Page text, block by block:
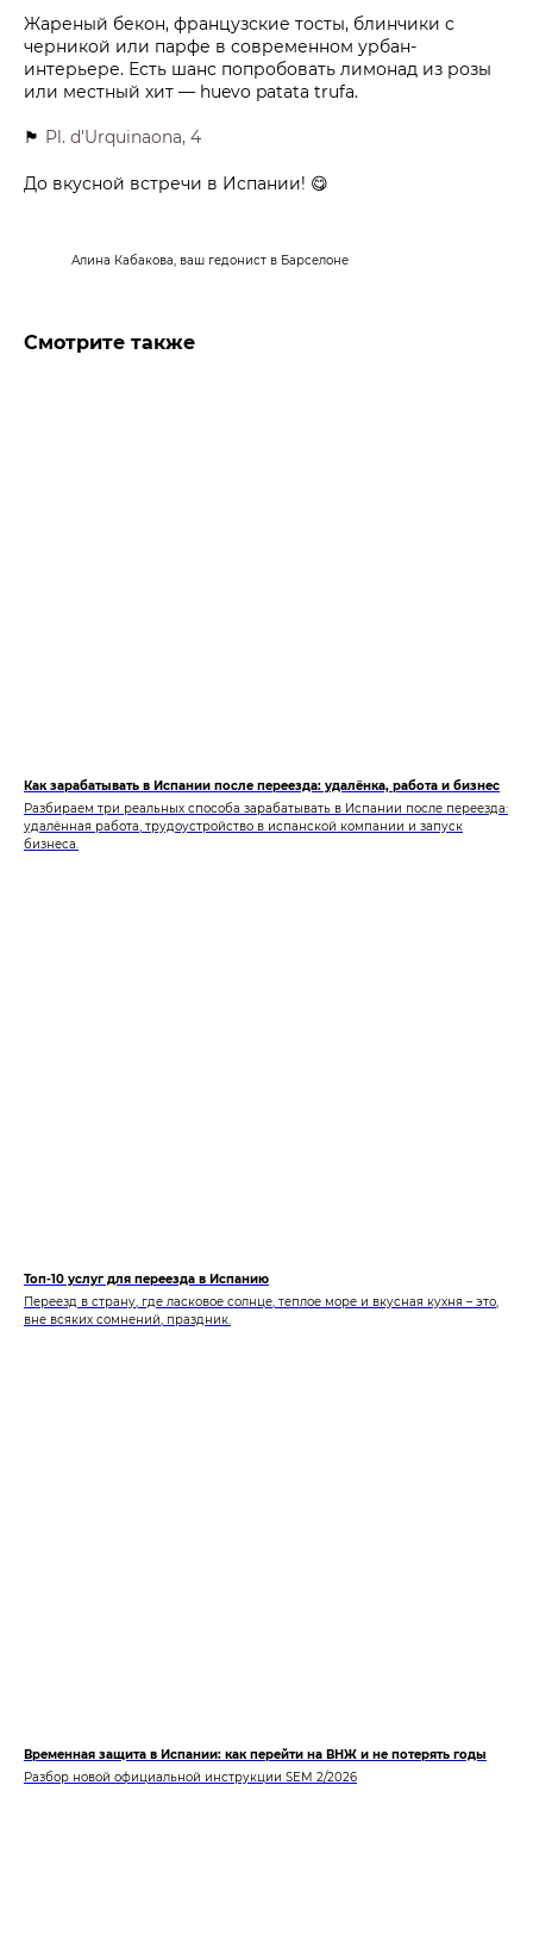
Жареный бекон, французские тосты, блинчики с
черникой или парфе в современном урбан-
интерьере. Есть шанс попробовать лимонад из розы
или местный хит — huevo patata trufa.
🏴 Pl. d'Urquinaona, 4
До вкусной встречи в Испании! 😋
Алина Кабакова, ваш гедонист в Барселоне
Смотрите также
Как зарабатывать в Испании после переезда: удалёнка, работа и бизнес
Разбираем три реальных способа зарабатывать в Испании после переезда:
удалённая работа, трудоустройство в испанской компании и запуск
бизнеса.
Топ-10 услуг для переезда в Испанию
Переезд в страну, где ласковое солнце, теплое море и вкусная кухня – это,
вне всяких сомнений, праздник.
Временная защита в Испании: как перейти на ВНЖ и не потерять годы
Разбор новой официальной инструкции SEM 2/2026